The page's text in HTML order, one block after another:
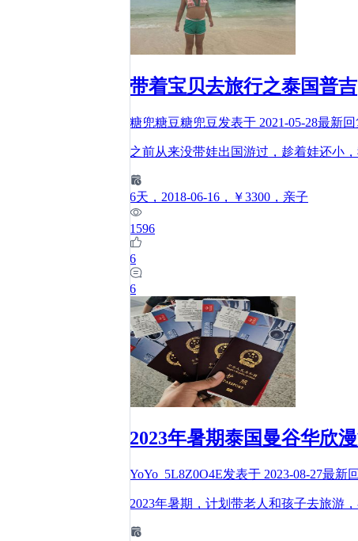
带着宝贝去旅行之泰国普吉
糖兜糖豆糖兜豆发表于 2021-05-28最新回
之前从来没带娃出国游过，趁着娃还小
6天 ，2018-06-16 ，￥3300 ，亲子
1596
6
6
2023年暑期泰国曼谷华欣
YoYo_5L8Z0O4E发表于 2023-08-27最新
2023年暑期，计划带老人和孩子去旅游